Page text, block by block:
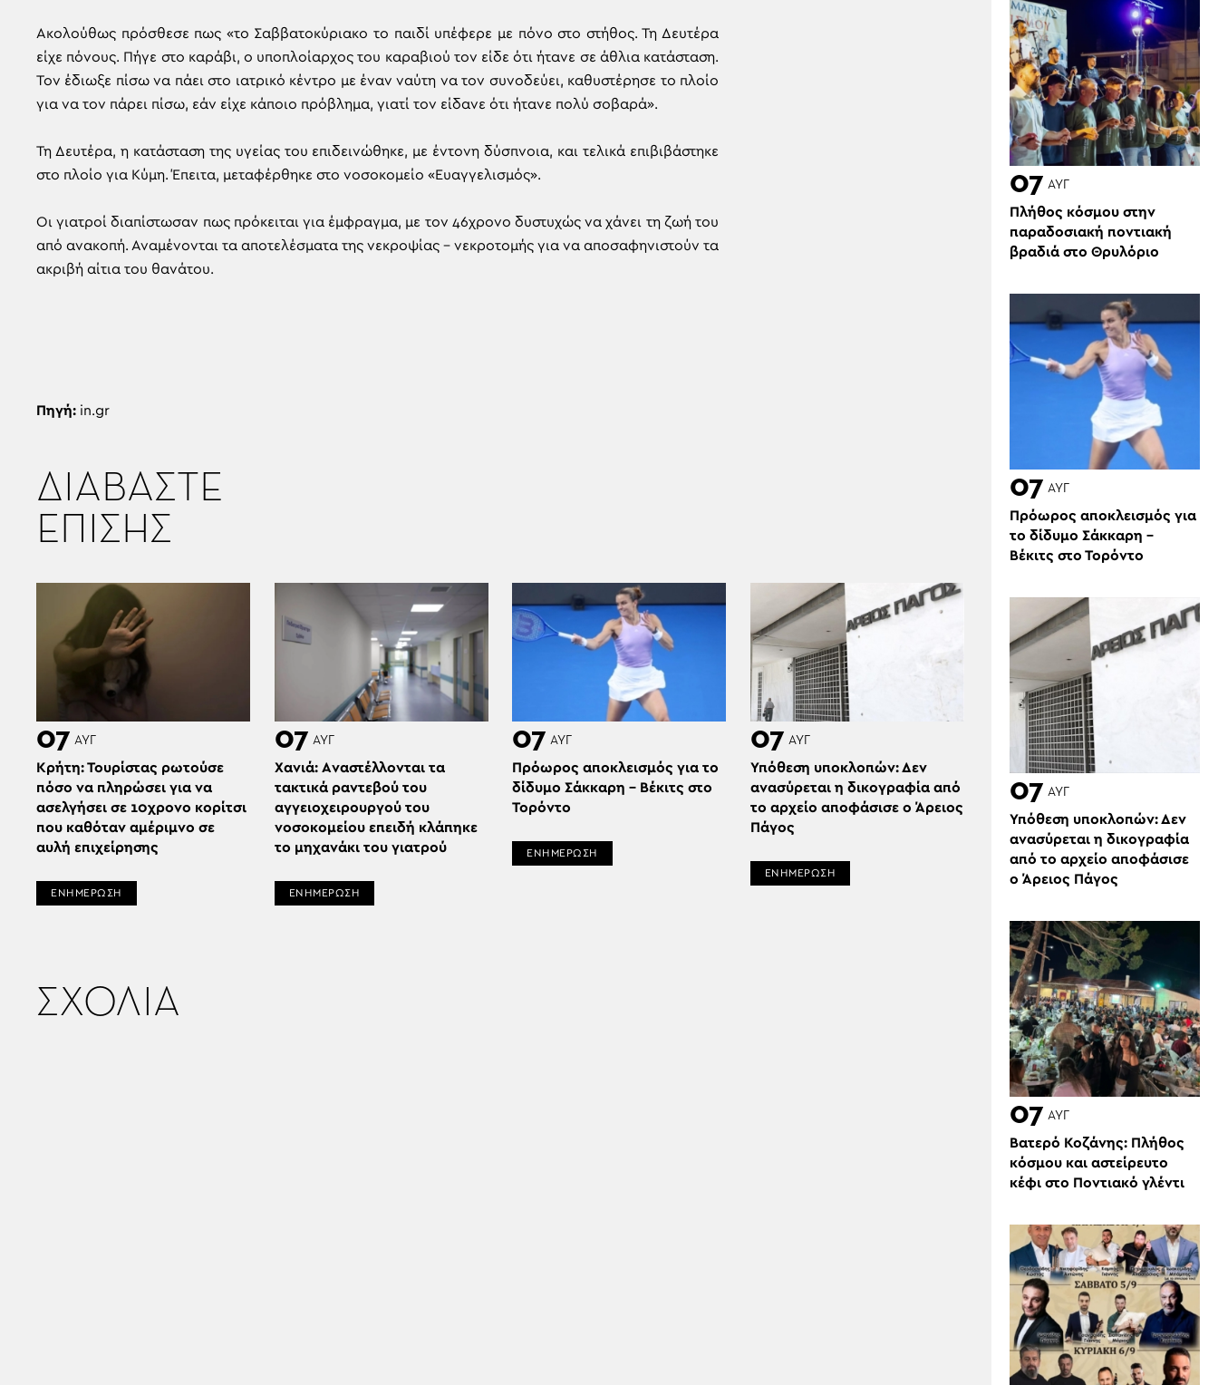
Ακολούθως πρόσθεσε πως «το Σαββατοκύριακο το παιδί υπέφερε με πόνο στο στήθος. Τη Δευτέρα
είχε πόνους. Πήγε στο καράβι, ο υποπλοίαρχος του καραβιού τον είδε ότι ήτανε σε άθλια κατάσταση.
Τον έδιωξε πίσω να πάει στο ιατρικό κέντρο με έναν ναύτη να τον συνοδεύει, καθυστέρησε το πλοίο
για να τον πάρει πίσω, εάν είχε κάποιο πρόβλημα, γιατί τον είδανε ότι ήτανε πολύ σοβαρά».
Τη Δευτέρα, η κατάσταση της υγείας του επιδεινώθηκε, με έντονη δύσπνοια, και τελικά επιβιβάστηκε
στο πλοίο για Κύμη. Έπειτα, μεταφέρθηκε στο νοσοκομείο «Ευαγγελισμός».
Οι γιατροί διαπίστωσαν πως πρόκειται για έμφραγμα, με τον 46χρονο δυστυχώς να χάνει τη ζωή του
από ανακοπή. Αναμένονται τα αποτελέσματα της νεκροψίας – νεκροτομής για να αποσαφηνιστούν τα
ακριβή αίτια του θανάτου.
Πηγή: in.gr
ΔΙΑΒΑΣΤΕ
ΕΠΙΣΗΣ
07 ΑΥΓ
Κρήτη: Τουρίστας ρωτούσε
πόσο να πληρώσει για να
ασελγήσει σε 10χρονο κορίτσι
που καθόταν αμέριμνο σε
αυλή επιχείρησης
ΕΝΗΜΕΡΩΣΗ
07 ΑΥΓ
Χανιά: Aναστέλλονται τα
τακτικά ραντεβού του
αγγειοχειρουργού του
νοσοκομείου επειδή κλάπηκε
το μηχανάκι του γιατρού
ΕΝΗΜΕΡΩΣΗ
07 ΑΥΓ
Πρόωρος αποκλεισμός για το
δίδυμο Σάκκαρη – Βέκιτς στο
Τορόντο
ΕΝΗΜΕΡΩΣΗ
07 ΑΥΓ
Υπόθεση υποκλοπών: Δεν
ανασύρεται η δικογραφία από
το αρχείο αποφάσισε ο Άρειος
Πάγος
ΕΝΗΜΕΡΩΣΗ
ΣΧΟΛΙΑ
07 ΑΥΓ
Πλήθος κόσμου στην
παραδοσιακή ποντιακή
βραδιά στο Θρυλόριο
07 ΑΥΓ
Πρόωρος αποκλεισμός για
το δίδυμο Σάκκαρη –
Βέκιτς στο Τορόντο
07 ΑΥΓ
Υπόθεση υποκλοπών: Δεν
ανασύρεται η δικογραφία
από το αρχείο αποφάσισε
ο Άρειος Πάγος
07 ΑΥΓ
Βατερό Κοζάνης: Πλήθος
κόσμου και αστείρευτο
κέφι στο Ποντιακό γλέντι